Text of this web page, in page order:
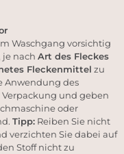
Waschgang vorsichtig
je nach Art des Fleckes
Fleckenmittel zu
Anwendung des
Verpackung und geben
oder
Tipp: Reiben Sie nicht
verzichten Sie dabei auf
Stoff nicht zu